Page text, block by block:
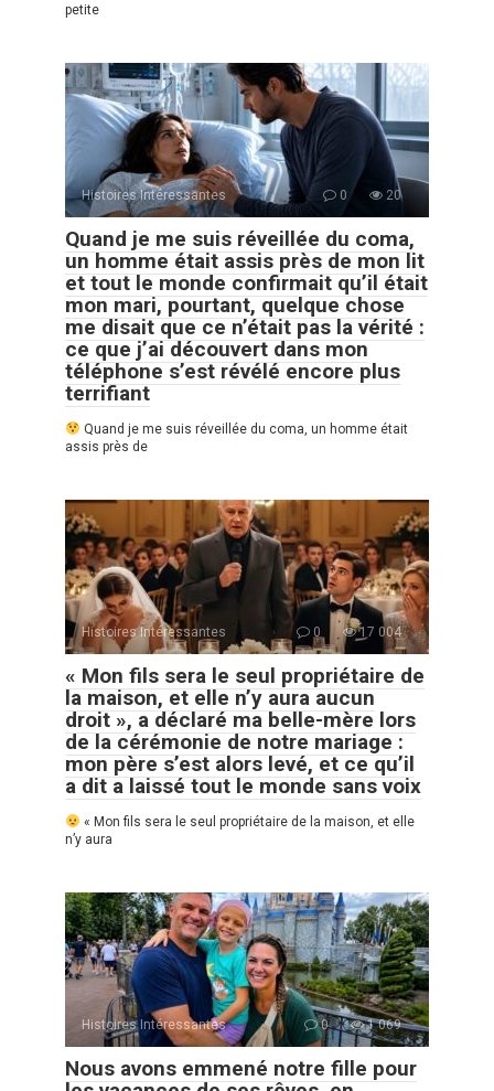
petite
Histoires Intéressantes 0 20
Quand je me suis réveillée du coma,
un homme était assis près de mon lit
et tout le monde confirmait qu’il était
mon mari, pourtant, quelque chose
me disait que ce n’était pas la vérité :
ce que j’ai découvert dans mon
téléphone s’est révélé encore plus
terrifiant
Quand je me suis réveillée du coma, un homme était
assis près de
Histoires Intéressantes 0 17 004
« Mon fils sera le seul propriétaire de
la maison, et elle n’y aura aucun
droit », a déclaré ma belle-mère lors
de la cérémonie de notre mariage :
mon père s’est alors levé, et ce qu’il
a dit a laissé tout le monde sans voix
« Mon fils sera le seul propriétaire de la maison, et elle
n’y aura
Histoires Intéressantes 0 1 069
Nous avons emmené notre fille pour